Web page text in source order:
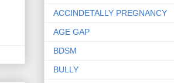
ACCINDETALLY PREGNANCY
AGE GAP
BDSM
BULLY